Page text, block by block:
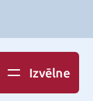
Izvēlne